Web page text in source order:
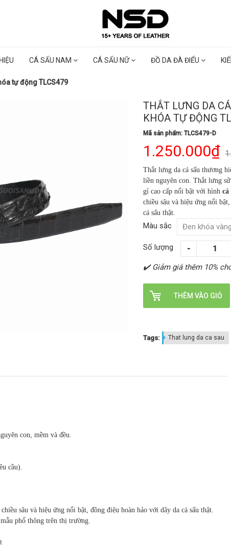
CÁ SẤU NAM CÁ SẤU NỮ ĐỒ DA ĐÀ ĐIỂU
tự động TLCS479
THẮT LƯNG DA
KHÓA TỰ ĐỘNG
Mã sản phẩm: TLCS479-D
1.250.000₫
Thắt lưng da cá sấu thương
liền nguyên con. Thắt lưng
gỉ cao cấp nổi bật với hình cá
chiều sâu và hiệu ứng nổi
cá sấu thật.
Màu sắc
Số lượng
✔️ Giảm giá thêm 10%
THÊM VÀO GIỎ
Tags: That lung da ca sau
con, mềm và đều.
cầu).
chiều sâu và hiệu ứng nổi bật, đồng điệu hoàn hảo với dây da cá sấu thật.
phổ thông trên thị trường.